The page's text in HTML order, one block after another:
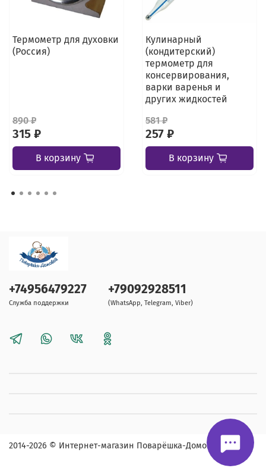
Термометр для духовки
(Россия)
890 ₽
315 ₽
В корзину
Кулинарный
(кондитерский)
термометр для
консервирования,
варки варенья и
других жидкостей
581 ₽
257 ₽
В корзину
+74956479227
Служба поддержки
+79092928511
(WhatsApp, Telegram, Viber)
2014-2026 © Интернет-магазин Поварёшка-Домовой